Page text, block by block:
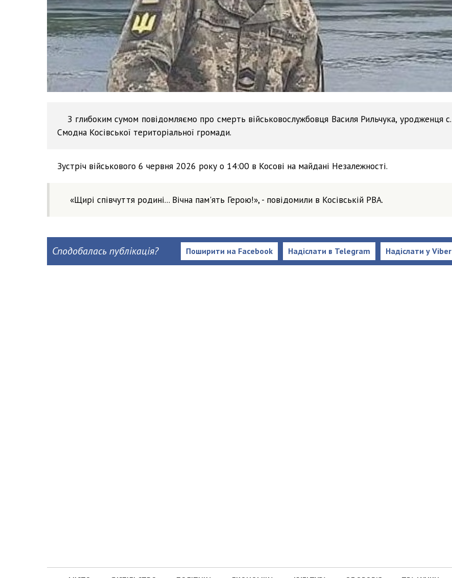
З глибоким сумом повідомляємо про смерть військовослужбовця Василя Рильчука, уродженця с.
Смодна Косівської територіальної громади.
Зустріч військового 6 червня 2026 року о 14:00 в Косові на майдані Незалежності.
«Щирі співчуття родині... Вічна пам'ять Герою!», - повідомили в Косівській РВА.
Сподобалась публікація? Надіслати у Viber
Надіслати в Telegram
Поширити на Facebook